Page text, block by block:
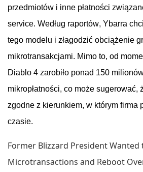
przedmiotów i inne płatności
service. Według raportów, Ybarra
tego modelu i złagodzić obciążenie
mikrotransakcjami. Mimo to, od
Diablo 4 zarobiło ponad 150
mikropłatności, co może sugerować,
zgodne z kierunkiem, w którym firma
czasie.
Former Blizzard President Wanted
Microtransactions and Reboot